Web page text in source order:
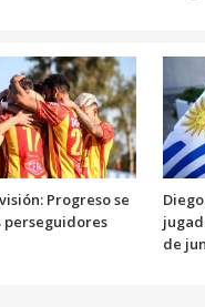
Progreso se
perseguidores
de